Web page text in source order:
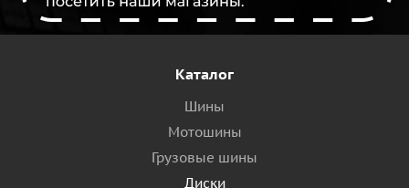
Каталог
Шины
Мотошины
Грузовые шины
Диски